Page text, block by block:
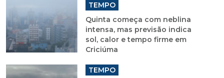
TEMPO
Quinta começa com neblina
intensa, mas previsão indica
sol, calor e tempo firme em
Criciúma
TEMPO